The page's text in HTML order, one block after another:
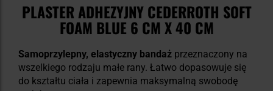
PLASTER ADHEZYJNY CEDERROTH SOFT
FOAM BLUE 6 CM X 40 CM
Samoprzylepny, elastyczny bandaż przeznaczony na
wszelkiego rodzaju małe rany. Łatwo dopasowuje się
do kształtu ciała i zapewnia maksymalną swobodę